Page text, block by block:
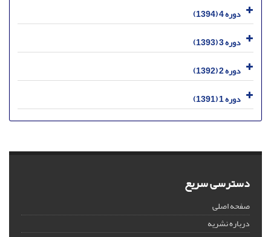
دوره 4 (1394)
دوره 3 (1393)
دوره 2 (1392)
دوره 1 (1391)
دسترسی سریع
صفحه اصلی
درباره نشریه